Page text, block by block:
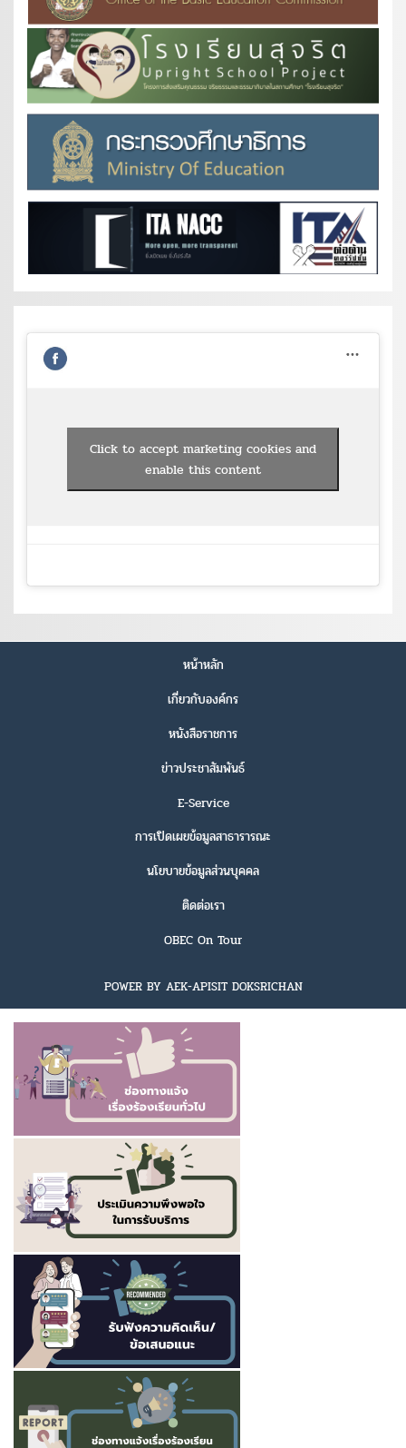
Click to accept marketing cookies and
enable this content
หน้าหลัก
เกี่ยวกับองค์กร
หนังสือราชการ
ข่าวประชาสัมพันธ์
E-Service
การเปิดเผยข้อมูลสาธารารณะ
นโยบายข้อมูลส่วนบุคคล
ติดต่อเรา
OBEC On Tour
POWER BY AEK-APISIT DOKSRICHAN